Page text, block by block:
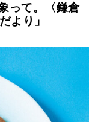
って。〈鎌倉
より」